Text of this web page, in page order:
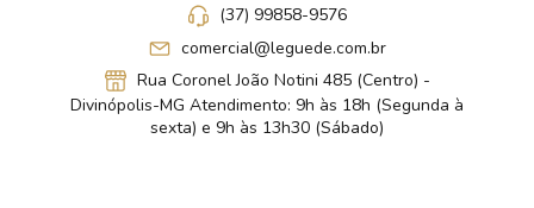
(37) 99858-9576
comercial@leguede.com.br
Rua Coronel João Notini 485 (Centro) -
Divinópolis-MG Atendimento: 9h às 18h (Segunda à
sexta) e 9h às 13h30 (Sábado)